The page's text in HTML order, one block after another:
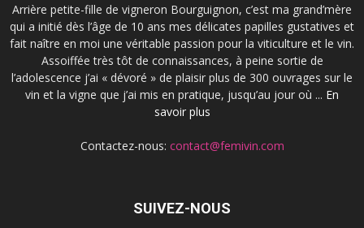
Arrière petite-fille de vigneron Bourguignon, c’est ma grand’mère
qui a initié dès l’âge de 10 ans mes délicates papilles gustatives et
fait naître en moi une véritable passion pour la viticulture et le vin.
Assoiffée très tôt de connaissances, à peine sortie de
l’adolescence j’ai « dévoré » de plaisir plus de 300 ouvrages sur le
vin et la vigne que j’ai mis en pratique, jusqu’au jour où ... En
savoir plus
Contactez-nous: contact@femivin.com
SUIVEZ-NOUS